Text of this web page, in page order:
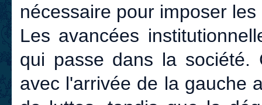
nécessaire pour imposer
Les avancées
qui passe dans la
avec l'arrivée de la gauche